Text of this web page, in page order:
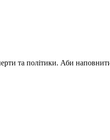
та політики. Аби